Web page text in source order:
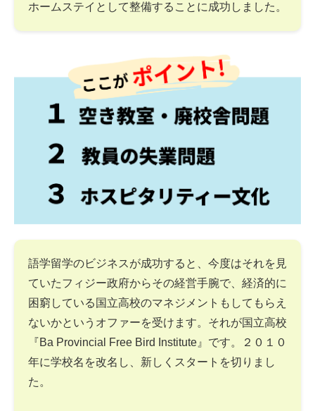
ホームステイとして整備することに成功しました。
語学留学のビジネスが成功すると、今度はそれを見
ていたフィジー政府からその経営手腕で、経済的に
困窮している国立高校のマネジメントもしてもらえ
ないかというオファーを受けます。それが国立高校
『Ba Provincial Free Bird Institute』です。２０１０
年に学校名を改名し、新しくスタートを切りまし
た。